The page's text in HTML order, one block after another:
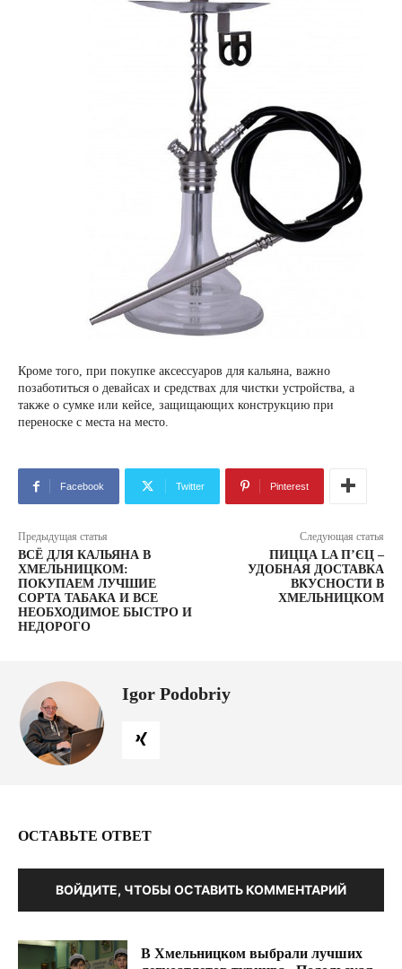
Кроме того, при покупке аксессуаров для кальяна, важно
позаботиться о девайсах и средствах для чистки устройства, а
также о сумке или кейсе, защищающих конструкцию при
переноске с места на место.
Facebook Twitter Pinterest
Предыдущая статья
ВСЁ ДЛЯ КАЛЬЯНА В
ХМЕЛЬНИЦКОМ:
ПОКУПАЕМ ЛУЧШИЕ
СОРТА ТАБАКА И ВСЕ
НЕОБХОДИМОЕ БЫСТРО И
НЕДОРОГО
Следующая статья
ПИЦЦА LA П’ЄЦ –
УДОБНАЯ ДОСТАВКА
ВКУСНОСТИ В
ХМЕЛЬНИЦКОМ
Igor Podobriy
ОСТАВЬТЕ ОТВЕТ
ВОЙДИТЕ, ЧТОБЫ ОСТАВИТЬ КОММЕНТАРИЙ
В Хмельницком выбрали лучших